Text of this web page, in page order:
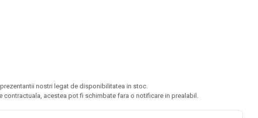
nostri legat de disponibilitatea in stoc.
acestea pot fi schimbate fara o notificare in prealabil.